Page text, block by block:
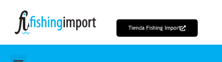
contenido
Tienda Fishing Import